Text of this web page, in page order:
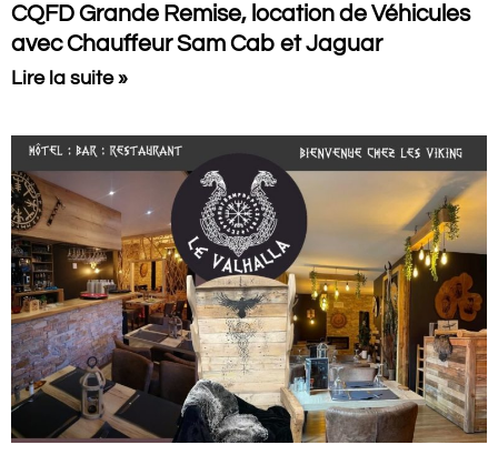
CQFD Grande Remise, location de Véhicules
avec Chauffeur Sam Cab et Jaguar
Lire la suite »